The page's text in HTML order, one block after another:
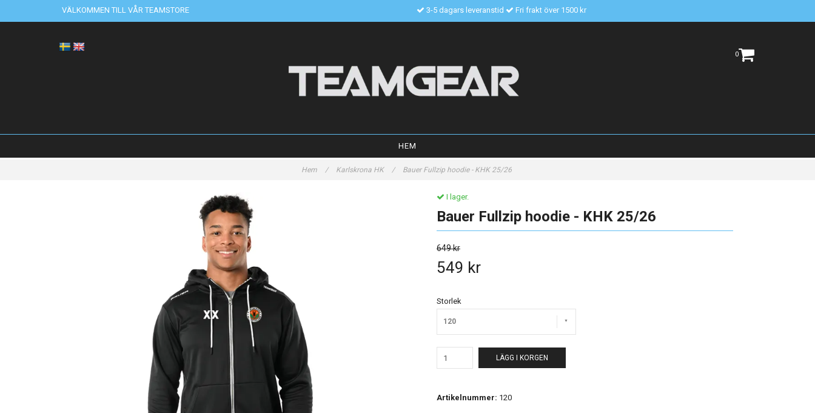
VÄLKOMMEN TILL VÅR TEAMSTORE 3-5 dagars leveranstid Fri frakt över 1500 kr
0
HEM
Hem / Karlskrona HK / Bauer Fullzip hoodie - KHK 25/26
I lager.
Bauer Fullzip hoodie - KHK 25/26
649 kr
549 kr
Storlek
120
LÄGG I KORGEN
Artikelnummer: 120